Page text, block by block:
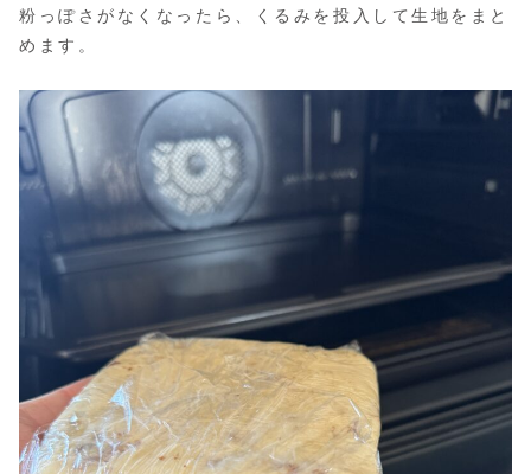
粉っぽさがなくなったら、くるみを投入して生地をまと
めます。